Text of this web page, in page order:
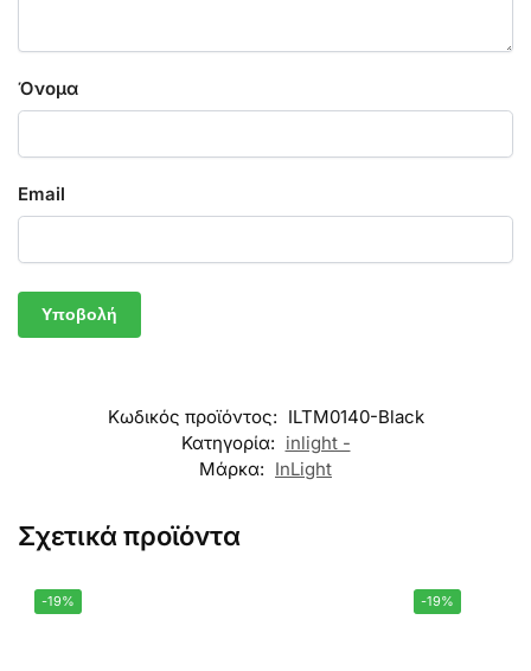
Όνομα
Email
Κωδικός προϊόντος: ILTM0140-Black
Κατηγορία: inlight -
Μάρκα: InLight
Σχετικά προϊόντα
-19% -19%